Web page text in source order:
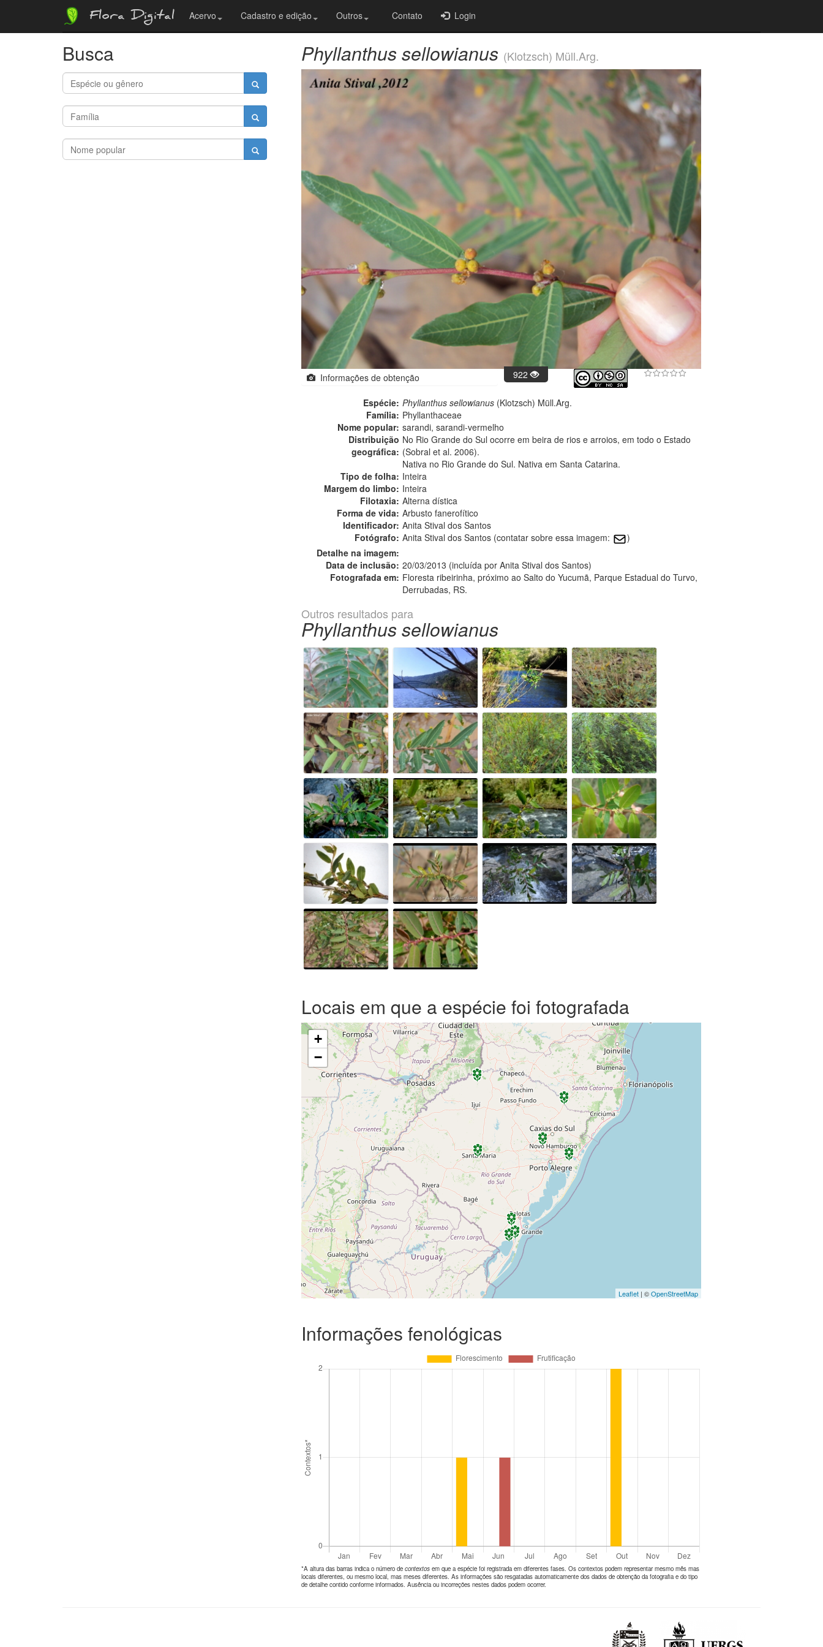
Flora Digital Acervo Cadastro e edição Outros Contato Login
Busca Phyllanthus sellowianus (Klotzsch) Müll.Arg.
Informações de obtenção 922
Espécie: Phyllanthus sellowianus (Klotzsch) Müll.Arg.
Família: Phyllanthaceae
Nome popular: sarandi, sarandi-vermelho
Distribuição
geográfica:
No Rio Grande do Sul ocorre em beira de rios e arroios, em todo o Estado
(Sobral et al. 2006).
Nativa no Rio Grande do Sul. Nativa em Santa Catarina.
Tipo de folha: Inteira
Margem do limbo: Inteira
Filotaxia: Alterna dística
Forma de vida: Arbusto fanerofítico
Identificador: Anita Stival dos Santos
Fotógrafo: Anita Stival dos Santos (contatar sobre essa imagem:
)
Detalhe na imagem:
Data de inclusão: 20/03/2013 (incluída por Anita Stival dos Santos)
Fotografada em: Floresta ribeirinha, próximo ao Salto do Yucumã, Parque Estadual do Turvo,
Derrubadas, RS.
Outros resultados para
Phyllanthus sellowianus
Locais em que a espécie foi fotografada
+
−
Leaflet| ©OpenStreetMap
Informações fenológicas
*A altura das barras indica o número de contextos em que a espécie foi registrada em diferentes fases. Os contextos podem representar mesmo mês mas
locais diferentes, ou mesmo local, mas meses diferentes. As informações são resgatadas automaticamente dos dados de obtenção da fotografia e do tipo
de detalhe contido conforme informados. Ausência ou incorreções nestes dados podem ocorrer.